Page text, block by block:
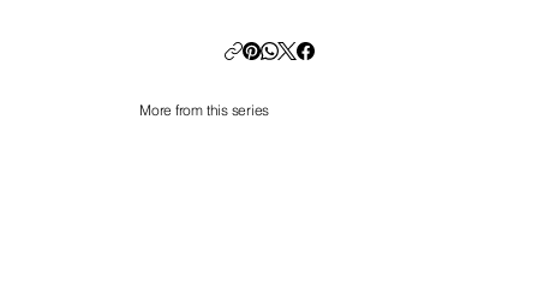
More from this series